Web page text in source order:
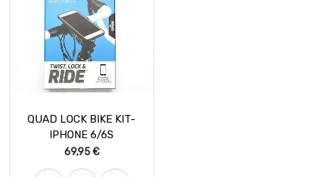
QUAD LOCK BIKE KIT-
IPHONE 6/6S
69,95€